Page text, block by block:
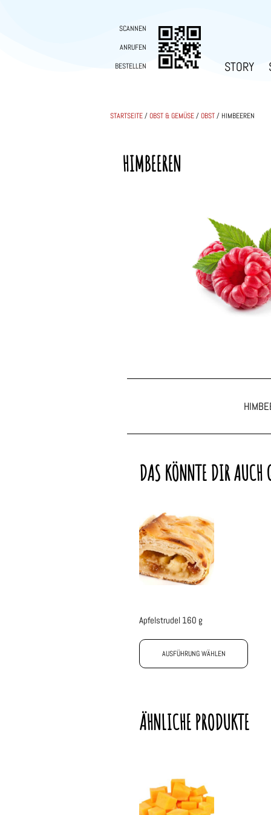
SCANNEN
ANRUFEN
BESTELLEN
STORY
STARTSEITE/OBST & GEMÜSE/OBST/ HIMBEEREN
HIMBEEREN
DAS KÖNNTE DIR AUCH
Apfelstrudel 160 g
AUSFÜHRUNG WÄHLEN
ÄHNLICHE PRODUKTE